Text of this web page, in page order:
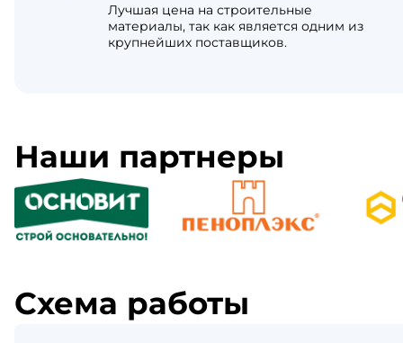
Лучшая цена на строительные
материалы, так как является одним из
крупнейших поставщиков.
Наши партнеры
Схема работы